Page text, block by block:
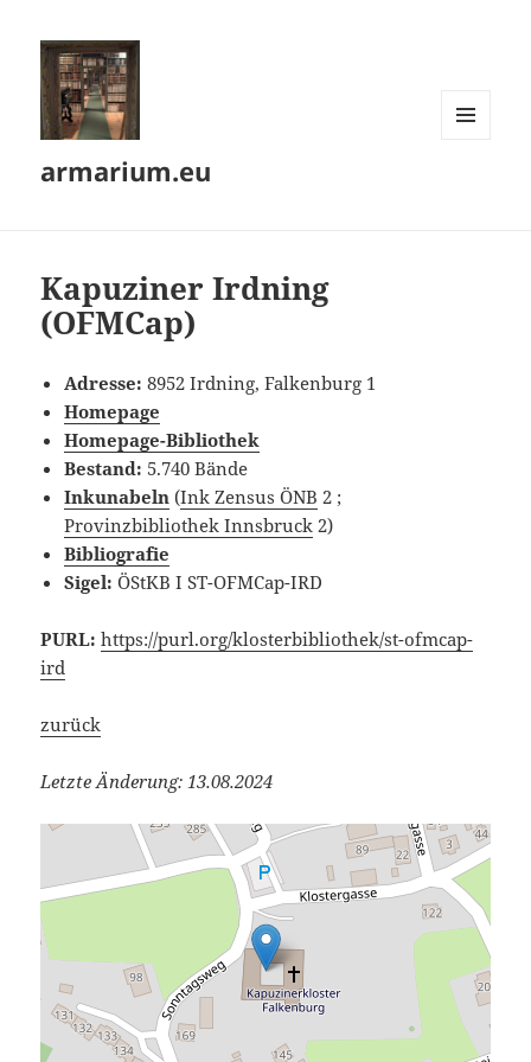
armarium.eu
Kapuziner Irdning
(OFMCap)
Adresse: 8952 Irdning, Falkenburg 1
Homepage
Homepage-Bibliothek
Bestand: 5.740 Bände
Inkunabeln (Ink Zensus ÖNB 2 ;
Provinzbibliothek Innsbruck 2)
Bibliografie
Sigel: ÖStKB I ST-OFMCap-IRD
PURL: https://purl.org/klosterbibliothek/st-ofmcap-
ird
zurück
Letzte Änderung: 13.08.2024